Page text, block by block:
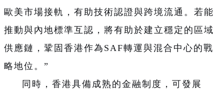
歐美市場接軌，有助技術認證與跨境流通。若能
推動與內地標準互認，將有助於建立穩定的區域
供應鏈，鞏固香港作為SAF轉運與混合中心的戰
略地位。”
同時，香港具備成熟的金融制度，可發展